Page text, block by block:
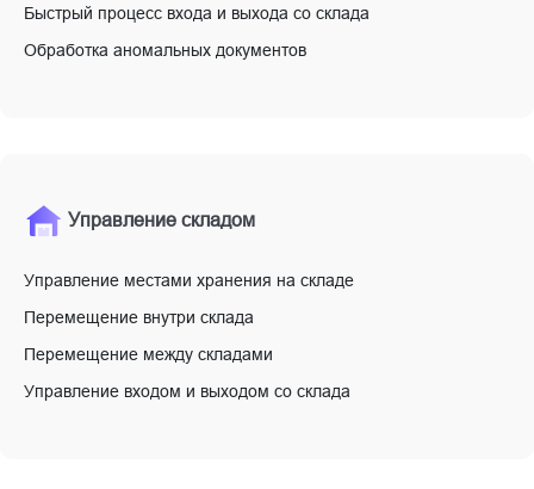
Быстрый процесс входа и выхода со склада
Обработка аномальных документов
Управление складом
Управление местами хранения на складе
Перемещение внутри склада
Перемещение между складами
Управление входом и выходом со склада